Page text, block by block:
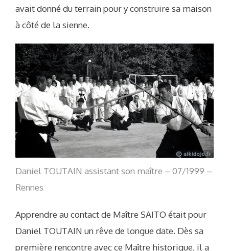
avait donné du terrain pour y construire sa maison
à côté de la sienne.
Daniel TOUTAIN assistant son maître – 07/1999 –
Rennes
Apprendre au contact de Maître SAITO était pour
Daniel TOUTAIN un rêve de longue date. Dès sa
première rencontre avec ce Maître historique, il a